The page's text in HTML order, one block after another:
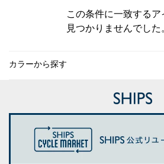
この条件に一致するア
見つかりませんでした
カラーから探す